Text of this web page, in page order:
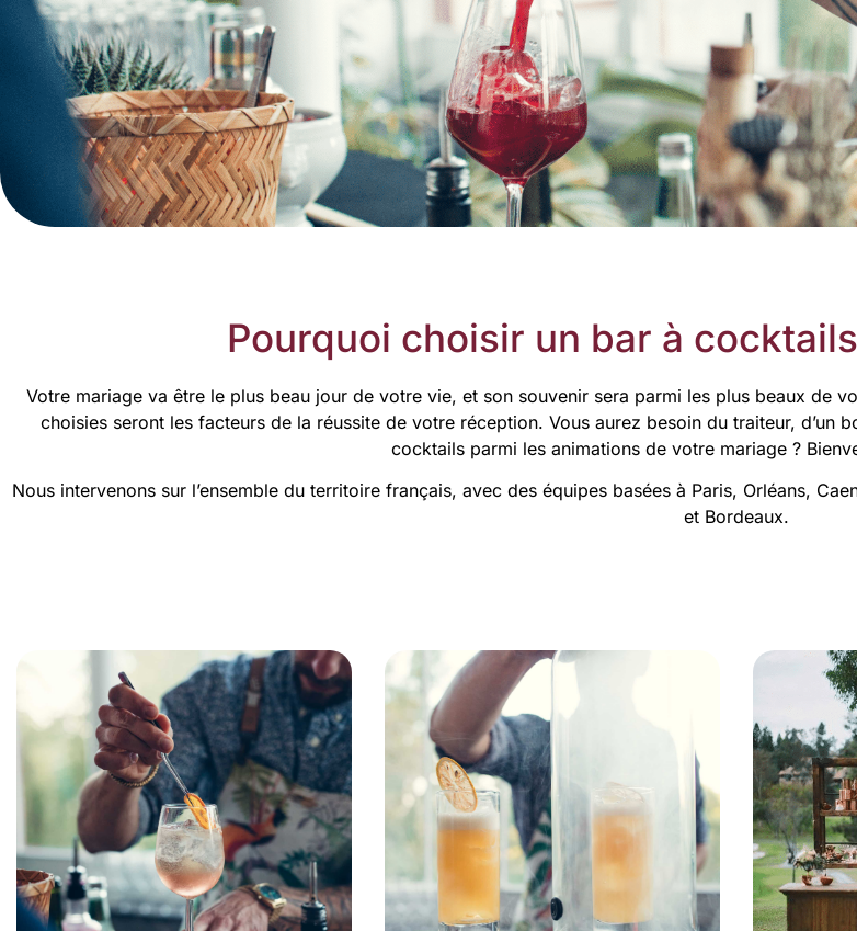
Pourquoi choisir un bar à
Votre mariage va être le plus beau jour de votre vie, et son souvenir sera parmi les plus beaux de
choisies seront les facteurs de la réussite de votre réception. Vous aurez besoin du traiteur,
cocktails parmi les animations de votre mariage ?
Nous intervenons sur l’ensemble du territoire français, avec des équipes basées à Paris, Orléans,
et Bordeaux.